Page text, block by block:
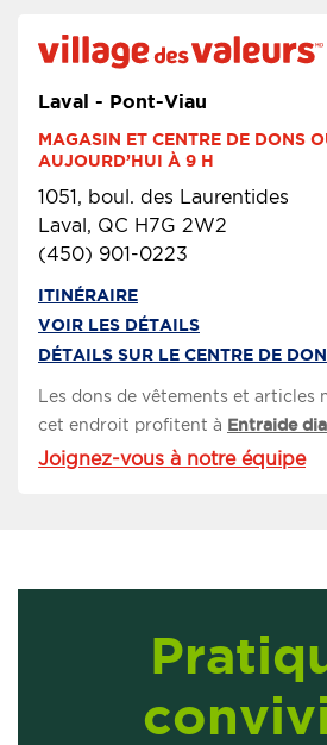
Laval - Pont-Viau
MAGASIN ET CENTRE DE DONS
AUJOURD’HUI À 9 H
1051, boul. des Laurentides
Laval, QC H7G 2W2
(450) 901-0223
ITINÉRAIRE
VOIR LES DÉTAILS
DÉTAILS SUR LE CENTRE DE
Les dons de vêtements et articles
cet endroit profitent à Entraide
Joignez-vous à notre équipe